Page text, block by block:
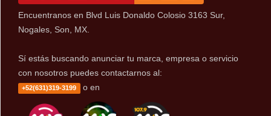
Encuentranos en Blvd Luis Donaldo Colosio 3163 Sur,
Nogales, Son, MX.
Sí estás buscando anunciar tu marca, empresa o servicio
con nosotros puedes contactarnos al:
+52(631)319-3199 o en